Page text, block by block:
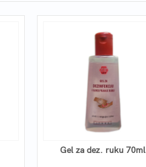
Gel za dez. ruku 70ml